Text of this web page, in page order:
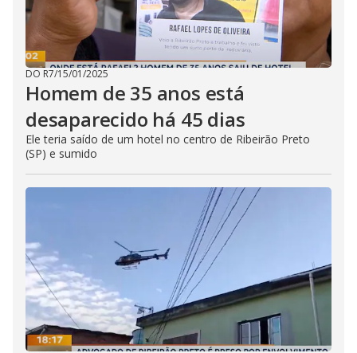
DO R7/15/01/2025
Homem de 35 anos está
desaparecido há 45 dias
Ele teria saído de um hotel no centro de Ribeirão Preto
(SP) e sumido